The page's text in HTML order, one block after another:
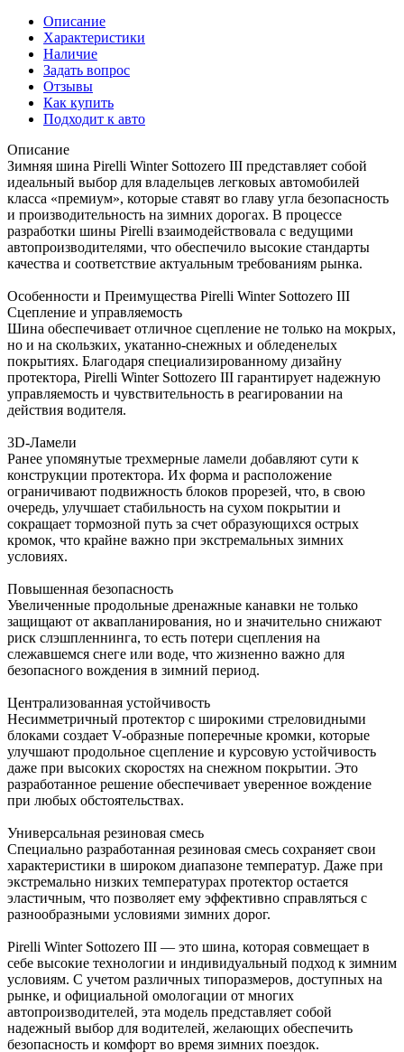
Описание
Характеристики
Наличие
Задать вопрос
Отзывы
Как купить
Подходит к авто
Описание
Зимняя шина Pirelli Winter Sottozero III представляет собой
идеальный выбор для владельцев легковых автомобилей
класса «премиум», которые ставят во главу угла безопасность
и производительность на зимних дорогах. В процессе
разработки шины Pirelli взаимодействовала с ведущими
автопроизводителями, что обеспечило высокие стандарты
качества и соответствие актуальным требованиям рынка.
Особенности и Преимущества Pirelli Winter Sottozero III
Сцепление и управляемость
Шина обеспечивает отличное сцепление не только на мокрых,
но и на скользких, укатанно-снежных и обледенелых
покрытиях. Благодаря специализированному дизайну
протектора, Pirelli Winter Sottozero III гарантирует надежную
управляемость и чувствительность в реагировании на
действия водителя.
3D-Ламели
Ранее упомянутые трехмерные ламели добавляют сути к
конструкции протектора. Их форма и расположение
ограничивают подвижность блоков прорезей, что, в свою
очередь, улучшает стабильность на сухом покрытии и
сокращает тормозной путь за счет образующихся острых
кромок, что крайне важно при экстремальных зимних
условиях.
Повышенная безопасность
Увеличенные продольные дренажные канавки не только
защищают от аквапланирования, но и значительно снижают
риск слэшпленнинга, то есть потери сцепления на
слежавшемся снеге или воде, что жизненно важно для
безопасного вождения в зимний период.
Централизованная устойчивость
Не­симметричный протектор с широкими стреловидными
блоками создает V-образные поперечные кромки, которые
улучшают продольное сцепление и курсовую устойчивость
даже при высоких скоростях на снежном покрытии. Это
разработанное решение обеспечивает уверенное вождение
при любых обстоятельствах.
Универсальная резиновая смесь
Специально разработанная резиновая смесь сохраняет свои
характеристики в широком диапазоне температур. Даже при
экстремально низких температурах протектор остается
эластичным, что позволяет ему эффективно справляться с
разнообразными условиями зимних дорог.
Pirelli Winter Sottozero III — это шина, которая совмещает в
себе высокие технологии и индивидуальный подход к зимним
условиям. С учетом различных типоразмеров, доступных на
рынке, и официальной омологации от многих
автопроизводителей, эта модель представляет собой
надежный выбор для водителей, желающих обеспечить
безопасность и комфорт во время зимних поездок.